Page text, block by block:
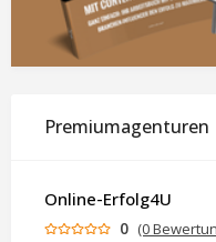
Premiumagenturen
Online-Erfolg4U
0 (0